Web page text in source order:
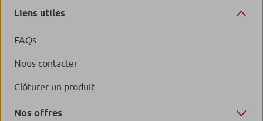
Liens utiles
FAQs
Nous contacter
Clôturer un produit
Nos offres